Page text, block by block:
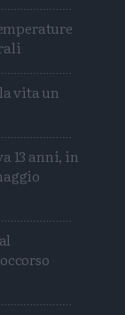
vita un
13 anni, in